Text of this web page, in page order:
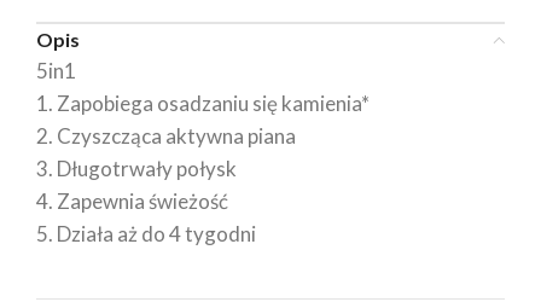
Opis
5in1
1. Zapobiega osadzaniu się kamienia*
2. Czyszcząca aktywna piana
3. Długotrwały połysk
4. Zapewnia świeżość
5. Działa aż do 4 tygodni